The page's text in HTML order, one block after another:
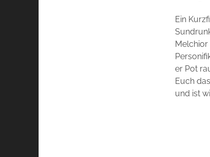
Ein
Melchior
er Pot
Euch
und ist